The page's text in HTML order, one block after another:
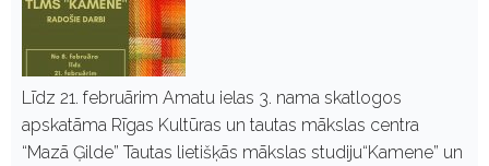
Līdz 21. februārim Amatu ielas 3. nama skatlogos
apskatāma Rīgas Kultūras un tautas mākslas centra
“Mazā Ģilde” Tautas lietišķās mākslas studiju“Kamene” un